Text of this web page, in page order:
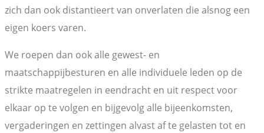
zich dan ook distantieert van onverlaten die alsnog een
eigen koers varen.
We roepen dan ook alle gewest- en
maatschappijbesturen en alle individuele leden op de
strikte maatregelen in eendracht en uit respect voor
elkaar op te volgen en bijgevolg alle bijeenkomsten,
vergaderingen en zettingen alvast af te gelasten tot en